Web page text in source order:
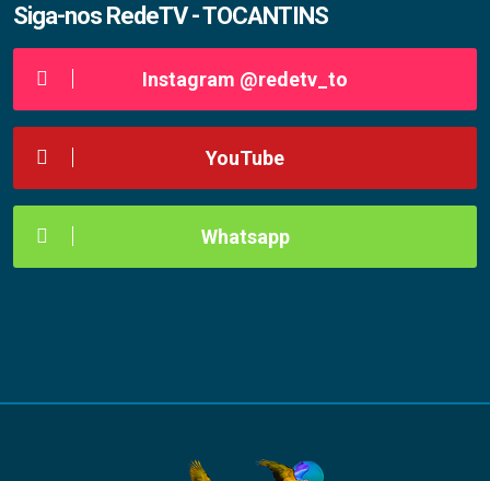
Siga-nos RedeTV - TOCANTINS
Instagram @redetv_to
YouTube
Whatsapp